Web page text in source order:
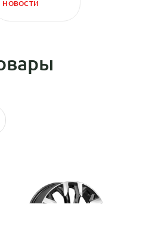
НОВОСТИ